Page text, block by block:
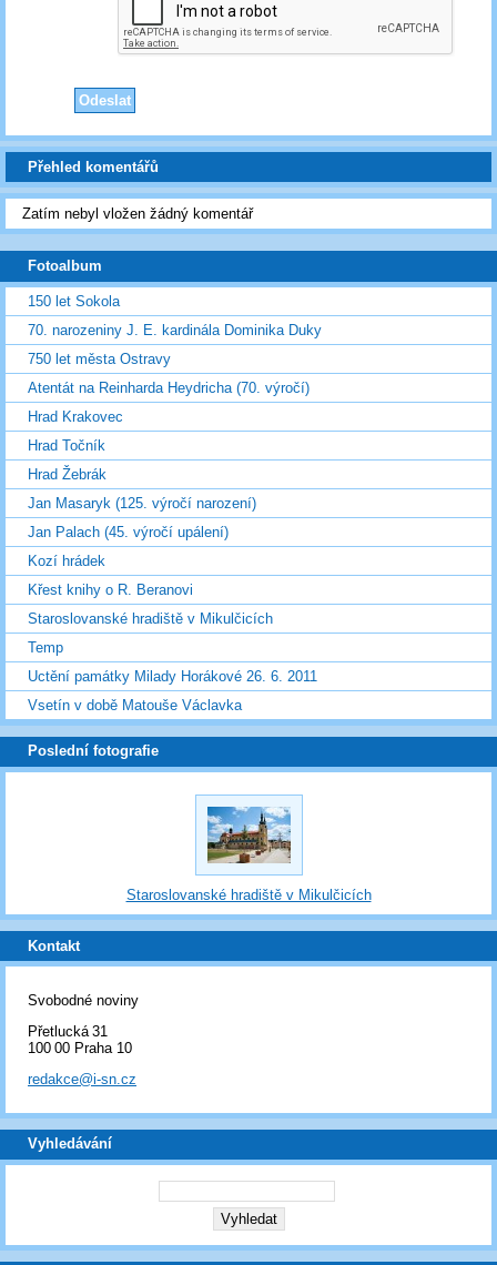
Přehled komentářů
Zatím nebyl vložen žádný komentář
Fotoalbum
150 let Sokola
70. narozeniny J. E. kardinála Dominika Duky
750 let města Ostravy
Atentát na Reinharda Heydricha (70. výročí)
Hrad Krakovec
Hrad Točník
Hrad Žebrák
Jan Masaryk (125. výročí narození)
Jan Palach (45. výročí upálení)
Kozí hrádek
Křest knihy o R. Beranovi
Staroslovanské hradiště v Mikulčicích
Temp
Uctění památky Milady Horákové 26. 6. 2011
Vsetín v době Matouše Václavka
Poslední fotografie
Staroslovanské hradiště v Mikulčicích
Kontakt
Svobodné noviny
Přetlucká 31
100 00 Praha 10
redakce@i-sn.cz
Vyhledávání